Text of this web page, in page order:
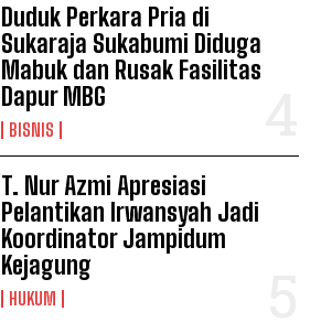
Duduk Perkara Pria di
Sukaraja Sukabumi Diduga
Mabuk dan Rusak Fasilitas
Dapur MBG
BISNIS
T. Nur Azmi Apresiasi
Pelantikan Irwansyah Jadi
Koordinator Jampidum
Kejagung
HUKUM